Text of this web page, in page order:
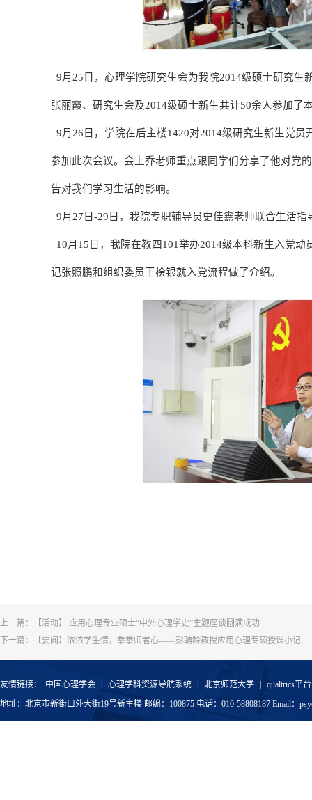
9月 25 日，心理学院研究生会为我院2014级硕士研究生
张丽霞、研究生会及2014级硕士新生共计50余人参加了
9月 26 日， 学院在后主楼1420对2014级研究生新生党员
参加此次会议。会上乔老师重点跟同学们 分享了他对党
告对我们学习生活的影响。
9月 27 日 -29 日，我院专职辅导员史佳鑫老师联合生活指
10月 15 日，我院在教四101举办2014级本科新生入党动
记张照鹏和组织委员王桧银就入党流程做 了介绍。
上一篇：
【活动】 应用心理专业硕士“中外心理学史”主题座谈圆满成功
下一篇：
【要闻】浓浓学生情，拳拳师者心——彭聃龄教授应用心理专硕授课小记
友情链接： 中国心理学会 心理学科资源导航系统 北京师范大学
qualtrics平台
地址：北京市新街口外大街19号新主楼 邮编：100875 电话：010-58808187 Email：